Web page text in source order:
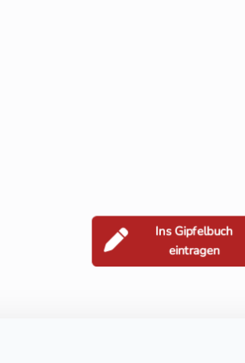
Ins Gipfelbuch
eintragen